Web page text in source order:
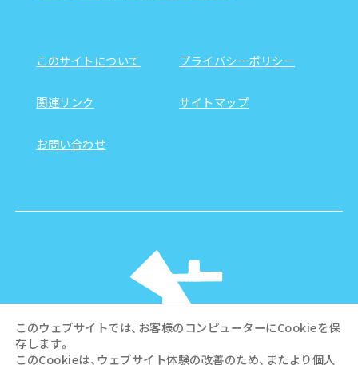
このサイトについて プライバシーポリシー
関連リンク サイトマップ
お問い合わせ
このウェブサイトでは、お客様のコンピューターにCookieを保
存します。
このCookieは、ウェブサイト体験の改善のため、またより個人